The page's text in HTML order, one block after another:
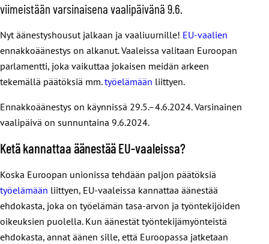
viimeistään varsinaisena vaalipäivänä 9.6.
Nyt äänestyshousut jalkaan ja vaaliuurnille! EU-vaalien
ennakkoäänestys on alkanut. Vaaleissa valitaan Euroopan
parlamentti, joka vaikuttaa jokaisen meidän arkeen
tekemällä päätöksiä mm.työelämään liittyen.
Ennakkoäänestys on käynnissä 29.5.–4.6.2024. Varsinainen
vaalipäivä on sunnuntaina 9.6.2024.
Ketä kannattaa äänestää EU-vaaleissa?
Koska Euroopan unionissa tehdään paljon päätöksiä
työelämään liittyen, EU-vaaleissa kannattaa äänestää
ehdokasta, joka on työelämän tasa-arvon ja työntekijöiden
oikeuksien puolella. Kun äänestät työntekijämyönteistä
ehdokasta, annat äänen sille, että Euroopassa jatketaan